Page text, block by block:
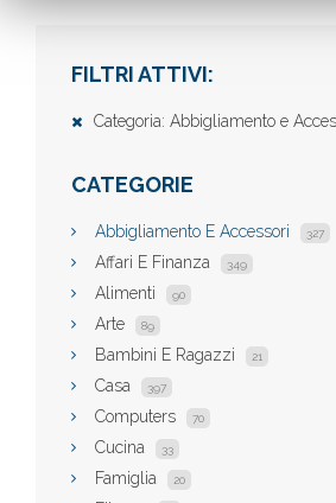
FILTRI ATTIVI:
Categoria: Abbigliamento e
CATEGORIE
Abbigliamento E Accessori 327
Affari E Finanza 349
Alimenti 90
Arte 89
Bambini E Ragazzi 21
Casa 397
Computers 70
Cucina 33
Famiglia 20